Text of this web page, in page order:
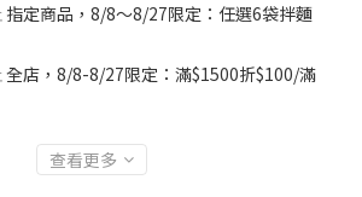
指定商品，8/8～8/27限定：任選6袋拌麵
全店，8/8-8/27限定：滿$1500折$100/滿
查看更多